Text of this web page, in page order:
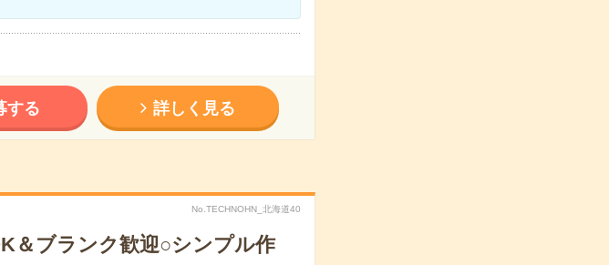
する 詳しく見る
No.TECHNOHN_北海道40
＆ブランク歓迎○シンプル作